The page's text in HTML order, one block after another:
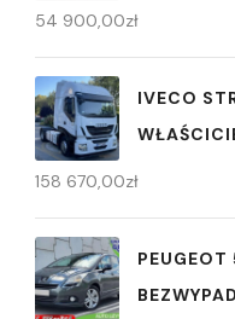
54 900,00zł
IVECO
158 670,00zł